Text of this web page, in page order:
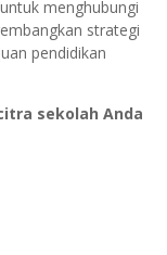
menghubungi
strategi
pendidikan
sekolah Anda